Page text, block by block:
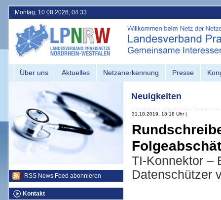
Montag, 10.08.2026, 04:33
Über uns Aktuelles Netzanerkennung Presse
RSS News Feed abonnieren
Kontakt
Neuigkeiten
31.10.2019, 18:18 Uhr |
TI-Konnektor –
Datenschützer